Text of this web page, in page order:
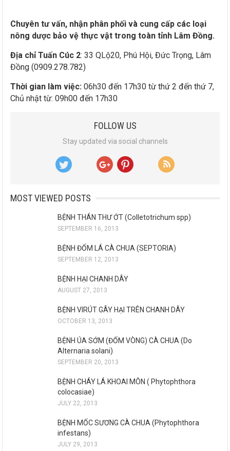
Chuyên tư vấn, nhận phân phối và cung cấp các loại
nông dược bảo vệ thực vật trong toàn tỉnh Lâm Đồng.
Địa chỉ Tuấn Cúc 2: 33 QLộ20, Phú Hội, Đức Trọng, Lâm
Đồng (0909.278.782)
Thời gian làm việc: 06h30 đến 17h30 từ thứ 2 đến thứ 7,
Chủ nhật từ: 09h00 đến 17h30
FOLLOW US
Stay updated via social channels
MOST VIEWED POSTS
BỆNH THÁN THƯ ỚT (Colletotrichum spp)
SEPTEMBER 16, 2013
BỆNH ĐỐM LÁ CÀ CHUA (SEPTORIA)
SEPTEMBER 12, 2013
BỆNH HẠI CHANH DÂY
AUGUST 27, 2013
BỆNH VIRÚT GÂY HẠI TRÊN CHANH DÂY
OCTOBER 13, 2013
BỆNH ÚA SỚM (ĐỐM VÒNG) CÀ CHUA (Do
Alternaria solani)
SEPTEMBER 20, 2013
BỆNH CHÁY LÁ KHOAI MÔN ( Phytophthora
colocasiae)
JULY 22, 2013
BỆNH MỐC SƯƠNG CÀ CHUA (Phytophthora
infestans)
JULY 29, 2013